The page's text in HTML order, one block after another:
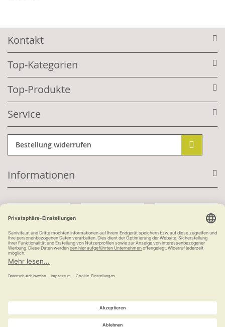
Kontakt
Top-Kategorien
Top-Produkte
Service
Bestellung widerrufen
Informationen
Kauf auf Rechnung
versandkostenfrei